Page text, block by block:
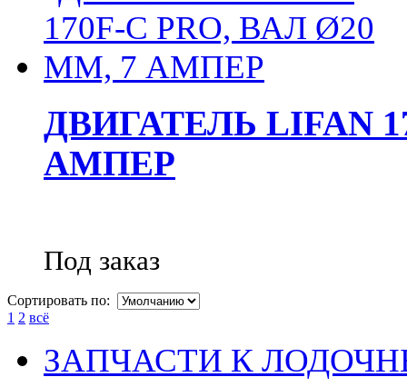
ДВИГАТЕЛЬ LIFAN
АМПЕР
Под заказ
Сортировать по:
1 2 всё
ЗАПЧАСТИ К